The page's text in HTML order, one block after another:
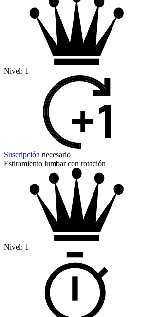
Nivel: 1
Suscripción necesario
Estiramiento lumbar con rotación
Nivel: 1